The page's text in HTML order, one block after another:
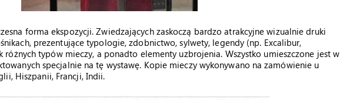
forma ekspozycji. Zwiedzających zaskoczą bardzo atrakcyjne wizualnie druki
prezentujące typologie, zdobnictwo, sylwety, legendy (np. Excalibur,
różnych typów mieczy, a ponadto elementy uzbrojenia. Wszystko umieszczone jest w
specjalnie na tę wystawę. Kopie mieczy wykonywano na zamówienie u
Hiszpanii, Francji, Indii.